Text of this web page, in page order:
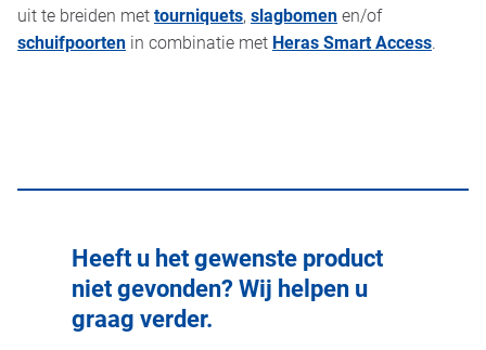
uit te breiden mettourniquets, slagbomenen/of
schuifpoorten in combinatie met Heras Smart Access.
Heeft u het gewenste product
niet gevonden? Wij helpen u
graag verder.